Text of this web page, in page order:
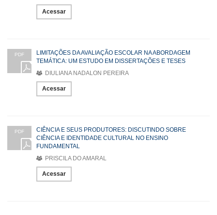
Acessar
PDF
LIMITAÇÕES DA AVALIAÇÃO ESCOLAR NA ABORDAGEM
TEMÁTICA: UM ESTUDO EM DISSERTAÇÕES E TESES
DIULIANA NADALON PEREIRA
Acessar
PDF
CIÊNCIA E SEUS PRODUTORES: DISCUTINDO SOBRE
CIÊNCIA E IDENTIDADE CULTURAL NO ENSINO
FUNDAMENTAL
PRISCILA DO AMARAL
Acessar